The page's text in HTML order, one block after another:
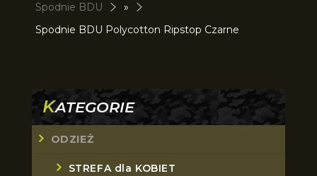
Spodnie BDU
»
Spodnie BDU Polycotton Ripstop Czarne
KATEGORIE
ODZIEŻ
STREFA dla KOBIET